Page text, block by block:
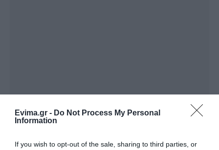
Evima.gr - Do Not Process My Personal
Information
If you wish to opt-out of the sale, sharing to third parties, or